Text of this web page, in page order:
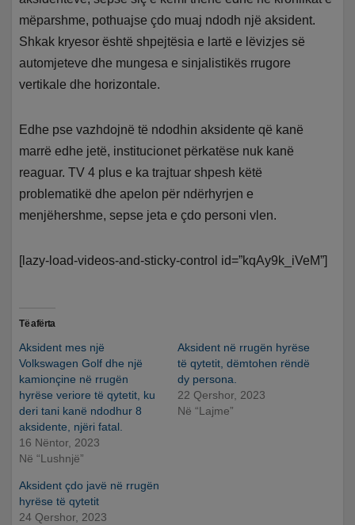
mëparshme, pothuajse çdo muaj ndodh një aksident.
Shkak kryesor është shpejtësia e lartë e lëvizjes së
automjeteve dhe mungesa e sinjalistikës rrugore
vertikale dhe horizontale.
Edhe pse vazhdojnë të ndodhin aksidente që kanë
marrë edhe jetë, institucionet përkatëse nuk kanë
reaguar. TV 4 plus e ka trajtuar shpesh këtë
problematikë dhe apelon për ndërhyrjen e
menjëhershme, sepse jeta e çdo personi vlen.
[lazy-load-videos-and-sticky-control id=”kqAy9k_iVeM”]
Të afërta
Aksident mes një
Volkswagen Golf dhe një
kamionçine në rrugën
hyrëse veriore të qytetit, ku
deri tani kanë ndodhur 8
aksidente, njëri fatal.
16 Nëntor, 2023
Në “Lushnjë”
Aksident në rrugën hyrëse
të qytetit, dëmtohen rëndë
dy persona.
22 Qershor, 2023
Në “Lajme”
Aksident çdo javë në rrugën
hyrëse të qytetit
24 Qershor, 2023